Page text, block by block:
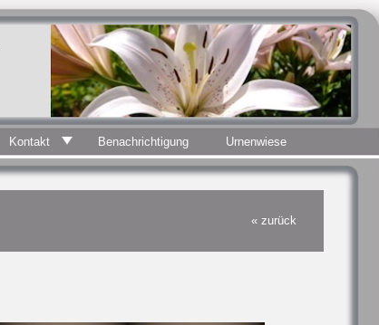
Kontakt Benachrichtigung Urnenwiese
« zurück